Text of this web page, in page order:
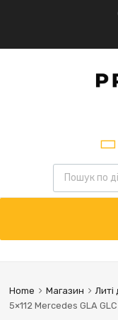
Home Магазин Литі
5×112 Mercedes GLA GLC